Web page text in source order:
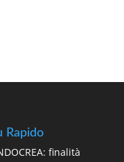
Rapido
finalità